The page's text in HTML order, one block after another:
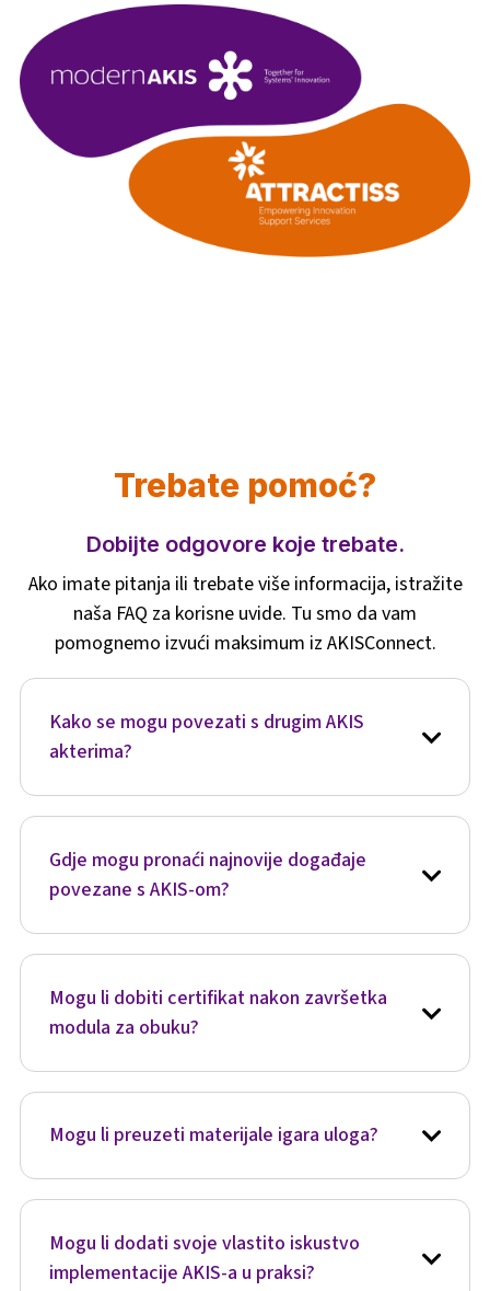
Trebate pomoć?
Dobijte odgovore koje trebate.
Ako imate pitanja ili trebate više informacija, istražite
naša FAQ za korisne uvide. Tu smo da vam
pomognemo izvući maksimum iz AKISConnect.
Kako se mogu povezati s drugim AKIS
akterima?
raspravama u forumu ili sudjelujte u
Gdje mogu pronaći najnovije događaje
povezane s AKIS-om?
saznate o budućim događajima i registrirate se
prošlih događaja.
Mogu li dobiti certifikat nakon završetka
modula za obuku?
omogućavaju vam da dobijete certifikat nakon
Mogu li preuzeti materijale igara uloga?
tako da možete igrati u svojoj vlastitoj mreži i
Mogu li dodati svoje vlastito iskustvo
implementacije AKIS-a u praksi?